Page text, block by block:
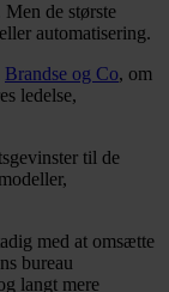
de største
automatisering.
Brandse og Co, om
ledelse,
til de
med at omsætte
bureau
langt mere